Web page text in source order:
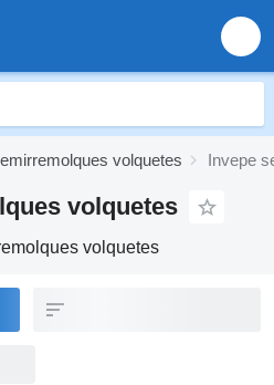
volquetes Invepe
volquetes
volquetes